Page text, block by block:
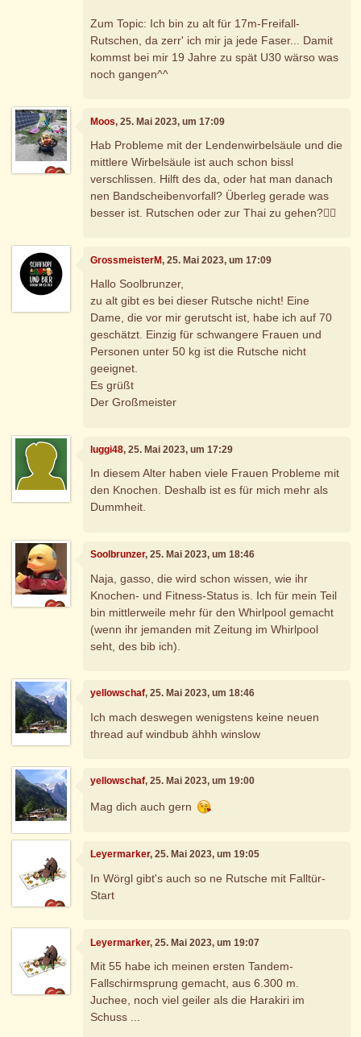
Zum Topic: Ich bin zu alt für 17m-Freifall-
Rutschen, da zerr' ich mir ja jede Faser... Damit
kommst bei mir 19 Jahre zu spät U30 wärso was
noch gangen^^
Moos, 25. Mai 2023, um 17:09
Hab Probleme mit der Lendenwirbelsäule und die
mittlere Wirbelsäule ist auch schon bissl
verschlissen. Hilft des da, oder hat man danach
nen Bandscheibenvorfall? Überleg gerade was
besser ist. Rutschen oder zur Thai zu gehen?🤷‍♂️
GrossmeisterM, 25. Mai 2023, um 17:09
Hallo Soolbrunzer,
zu alt gibt es bei dieser Rutsche nicht! Eine
Dame, die vor mir gerutscht ist, habe ich auf 70
geschätzt. Einzig für schwangere Frauen und
Personen unter 50 kg ist die Rutsche nicht
geeignet.
Es grüßt
Der Großmeister
luggi48, 25. Mai 2023, um 17:29
In diesem Alter haben viele Frauen Probleme mit
den Knochen. Deshalb ist es für mich mehr als
Dummheit.
Soolbrunzer, 25. Mai 2023, um 18:46
Naja, gasso, die wird schon wissen, wie ihr
Knochen- und Fitness-Status is. Ich für mein Teil
bin mittlerweile mehr für den Whirlpool gemacht
(wenn ihr jemanden mit Zeitung im Whirlpool
seht, des bib ich).
yellowschaf, 25. Mai 2023, um 18:46
Ich mach deswegen wenigstens keine neuen
thread auf windbub ähhh winslow
yellowschaf, 25. Mai 2023, um 19:00
Mag dich auch gern
Leyermarker, 25. Mai 2023, um 19:05
In Wörgl gibt's auch so ne Rutsche mit Falltür-
Start
Leyermarker, 25. Mai 2023, um 19:07
Mit 55 habe ich meinen ersten Tandem-
Fallschirmsprung gemacht, aus 6.300 m.
Juchee, noch viel geiler als die Harakiri im
Schuss ...